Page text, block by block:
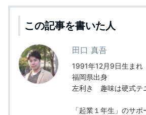
e
b
o
o
k
er l
この記事を書いた人
田口 真吾
1991年12月9日生まれ
福岡県出身
左利き 趣味は硬式テ
「起業１年生」のサポ